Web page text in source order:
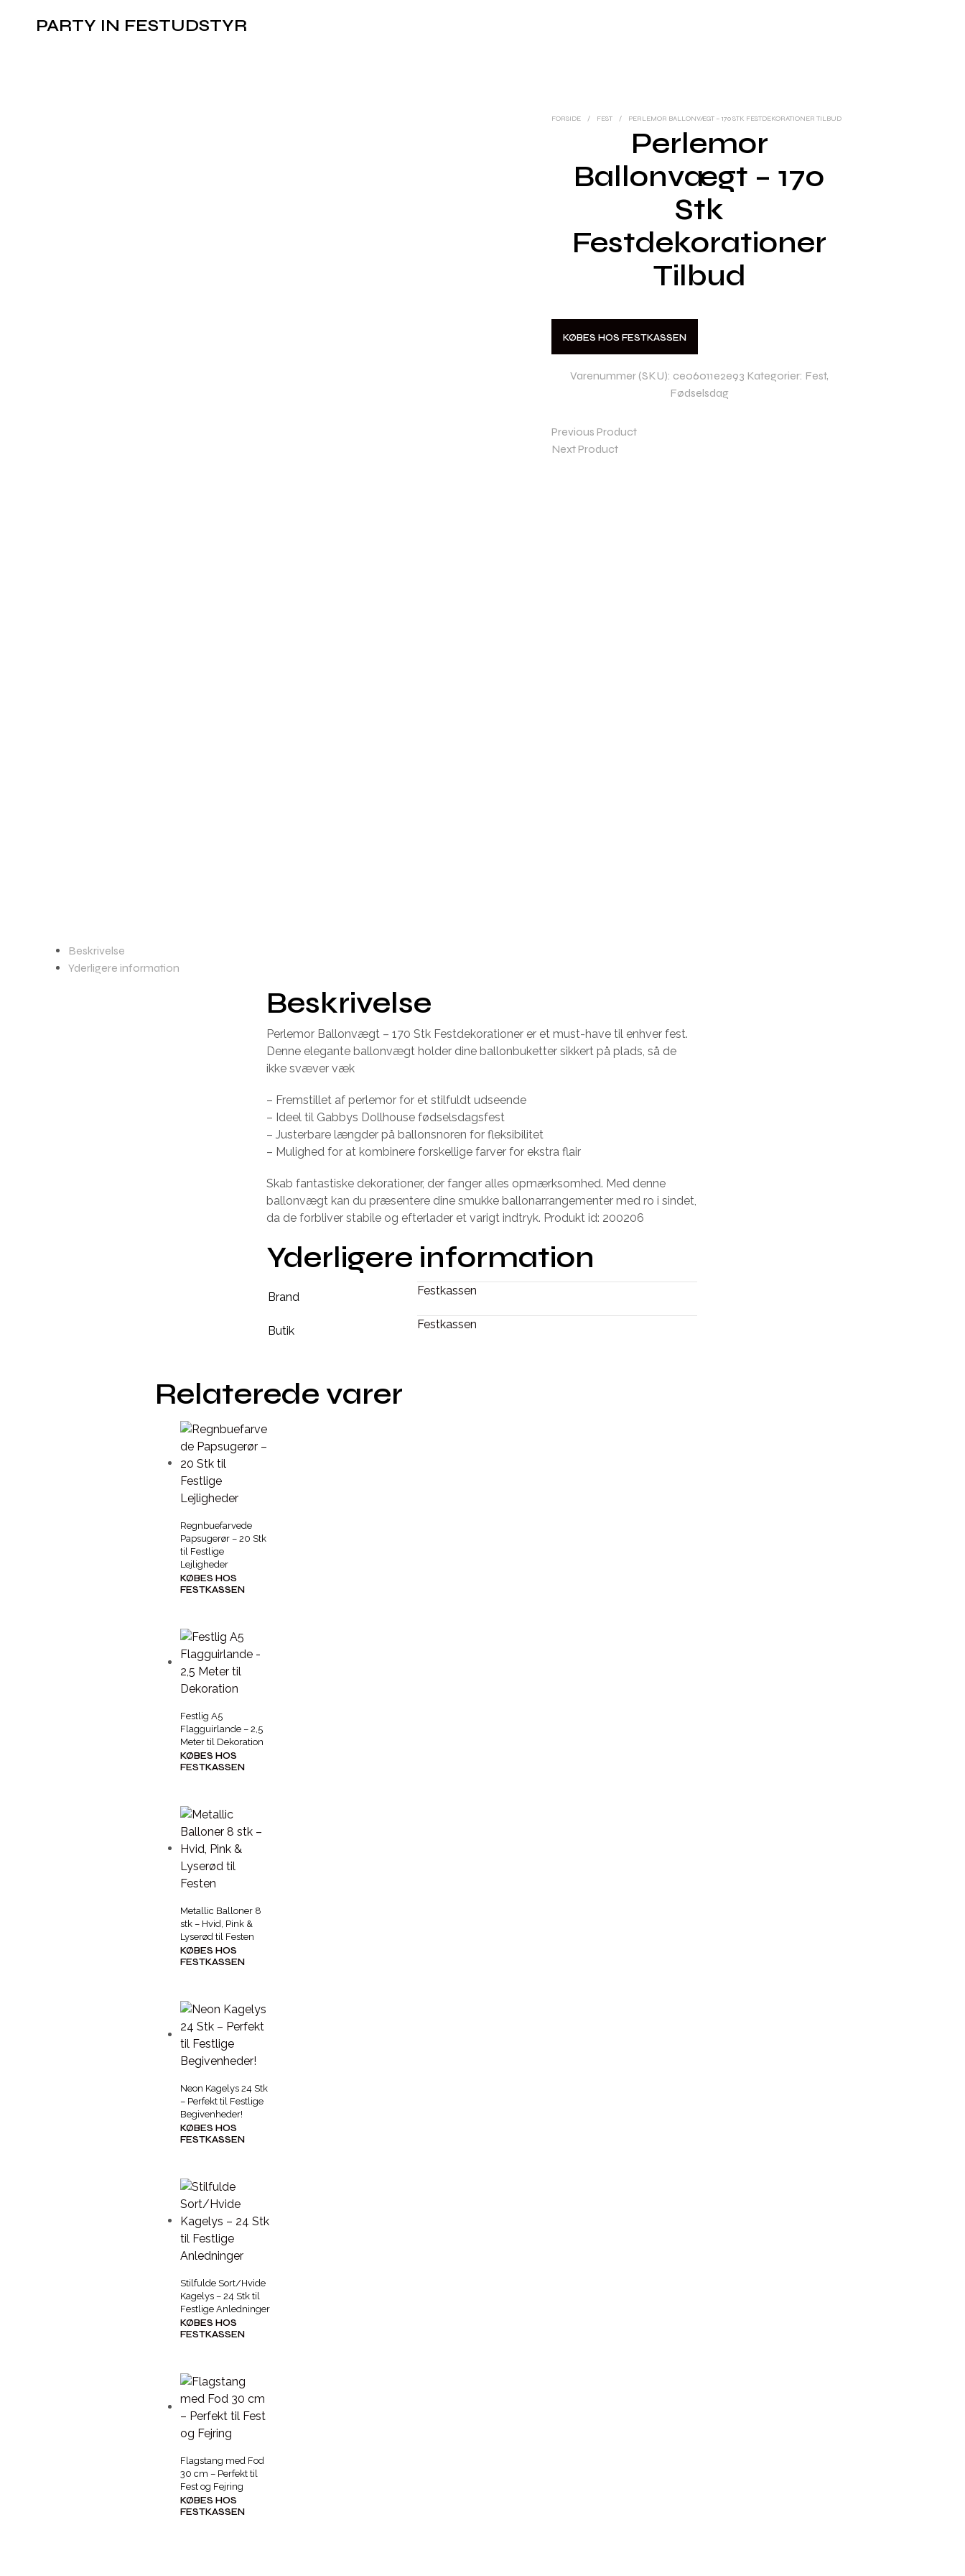
PARTY IN FESTUDSTYR
FORSIDE / FEST / PERLEMOR BALLONVÆGT – 170 STK FESTDEKORATIONER TILBUD
Perlemor
Ballonvægt – 170
Stk
Festdekorationer
Tilbud
KØBES HOS FESTKASSEN
Varenummer (SKU): ce06011e2e93 Kategorier: Fest,
Fødselsdag
Previous Product
Next Product
Beskrivelse
Yderligere information
Beskrivelse
Perlemor Ballonvægt – 170 Stk Festdekorationer er et must-have til enhver fest.
Denne elegante ballonvægt holder dine ballonbuketter sikkert på plads, så de
ikke svæver væk
– Fremstillet af perlemor for et stilfuldt udseende
– Ideel til Gabbys Dollhouse fødselsdagsfest
– Justerbare længder på ballonsnoren for fleksibilitet
– Mulighed for at kombinere forskellige farver for ekstra flair
Skab fantastiske dekorationer, der fanger alles opmærksomhed. Med denne
ballonvægt kan du præsentere dine smukke ballonarrangementer med ro i sindet,
da de forbliver stabile og efterlader et varigt indtryk. Produkt id: 200206
Yderligere information
Brand Festkassen
Butik Festkassen
Relaterede varer
Regnbuefarvede
Papsugerør – 20 Stk
til Festlige
Lejligheder
KØBES HOS
FESTKASSEN
Festlig A5
Flagguirlande – 2,5
Meter til Dekoration
KØBES HOS
FESTKASSEN
Metallic Balloner 8
stk – Hvid, Pink &
Lyserød til Festen
KØBES HOS
FESTKASSEN
Neon Kagelys 24 Stk
– Perfekt til Festlige
Begivenheder!
KØBES HOS
FESTKASSEN
Stilfulde Sort/Hvide
Kagelys – 24 Stk til
Festlige Anledninger
KØBES HOS
FESTKASSEN
Flagstang med Fod
30 cm – Perfekt til
Fest og Fejring
KØBES HOS
FESTKASSEN